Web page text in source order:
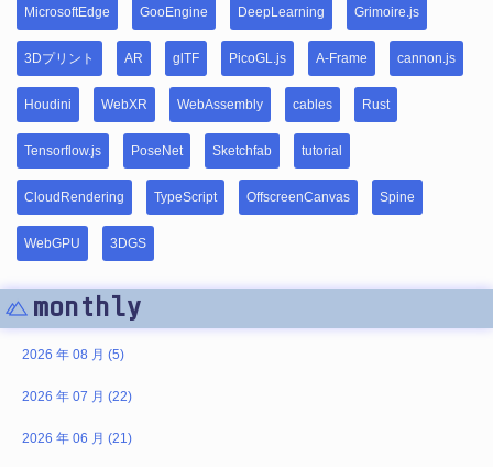
MicrosoftEdge GooEngine DeepLearning Grimoire.js
3Dプリント AR glTF PicoGL.js A-Frame cannon.js
Houdini WebXR WebAssembly cables Rust
Tensorflow.js PoseNet Sketchfab tutorial
CloudRendering TypeScript OffscreenCanvas Spine
WebGPU 3DGS
monthly
2026 年 08 月 (5)
2026 年 07 月 (22)
2026 年 06 月 (21)